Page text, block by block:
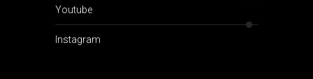
Youtube
Instagram